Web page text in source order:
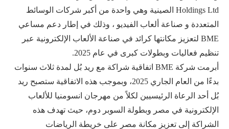
Holdings Ltd الصينية وهي واحدة من أكبر شركات الوسائط
المتعددة و صناعة ألعاب الفيديو ، وذلك في إطار دعم مساعي
BME لتعزيز مكانتها كرائد في صناعة الألعاب الإلكترونية عبر
تنظيم فعاليات وبطولات كبرى في عام 2025.
أبرمت شركة BME اتفاقية شراكة مع ريد بُل لمدة ثلاث سنوات
بدءًا من العام الجاري 2025، وبموجب هذه الاتفاقية ستصبح ريد
بُل أحد الرعاة الرئيسيين لكلاً من مهرجان انسومنيا للألعاب
الإلكترونية في مصر وبطولة السوبر دوم، حيث تهدف هذه
الشراكة إلى تعزيز مكانة مصر على خريطة الرياضات